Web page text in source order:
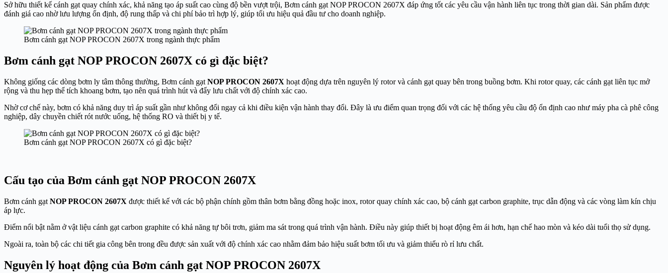
Sở hữu thiết kế cánh gạt quay chính xác, khả năng tạo áp suất cao cùng độ bền vượt trội, Bơm cánh gạt NOP PROCON 2607X đáp ứng tốt các yêu cầu vận hành liên tục trong thời gian dài. Sản phẩm được
đánh giá cao nhờ lưu lượng ổn định, độ rung thấp và chi phí bảo trì hợp lý, giúp tối ưu hiệu quả đầu tư cho doanh nghiệp.
Bơm cánh gạt NOP PROCON 2607X trong ngành thực phẩm
Bơm cánh gạt NOP PROCON 2607X có gì đặc biệt?
Không giống các dòng bơm ly tâm thông thường, Bơm cánh gạt NOP PROCON 2607X hoạt động dựa trên nguyên lý rotor và cánh gạt quay bên trong buồng bơm. Khi rotor quay, các cánh gạt liên tục mở
rộng và thu hẹp thể tích khoang bơm, tạo nên quá trình hút và đẩy lưu chất với độ chính xác cao.
Nhờ cơ chế này, bơm có khả năng duy trì áp suất gần như không đổi ngay cả khi điều kiện vận hành thay đổi. Đây là ưu điểm quan trọng đối với các hệ thống yêu cầu độ ổn định cao như máy pha cà phê công
nghiệp, dây chuyền chiết rót nước uống, hệ thống RO và thiết bị y tế.
Bơm cánh gạt NOP PROCON 2607X có gì đặc biệt?
Cấu tạo của Bơm cánh gạt NOP PROCON 2607X
Bơm cánh gạt NOP PROCON 2607X được thiết kế với các bộ phận chính gồm thân bơm bằng đồng hoặc inox, rotor quay chính xác cao, bộ cánh gạt carbon graphite, trục dẫn động và các vòng làm kín chịu
áp lực.
Điểm nổi bật nằm ở vật liệu cánh gạt carbon graphite có khả năng tự bôi trơn, giảm ma sát trong quá trình vận hành. Điều này giúp thiết bị hoạt động êm ái hơn, hạn chế hao mòn và kéo dài tuổi thọ sử dụng.
Ngoài ra, toàn bộ các chi tiết gia công bên trong đều được sản xuất với độ chính xác cao nhằm đảm bảo hiệu suất bơm tối ưu và giảm thiểu rò rỉ lưu chất.
Nguyên lý hoạt động của Bơm cánh gạt NOP PROCON 2607X